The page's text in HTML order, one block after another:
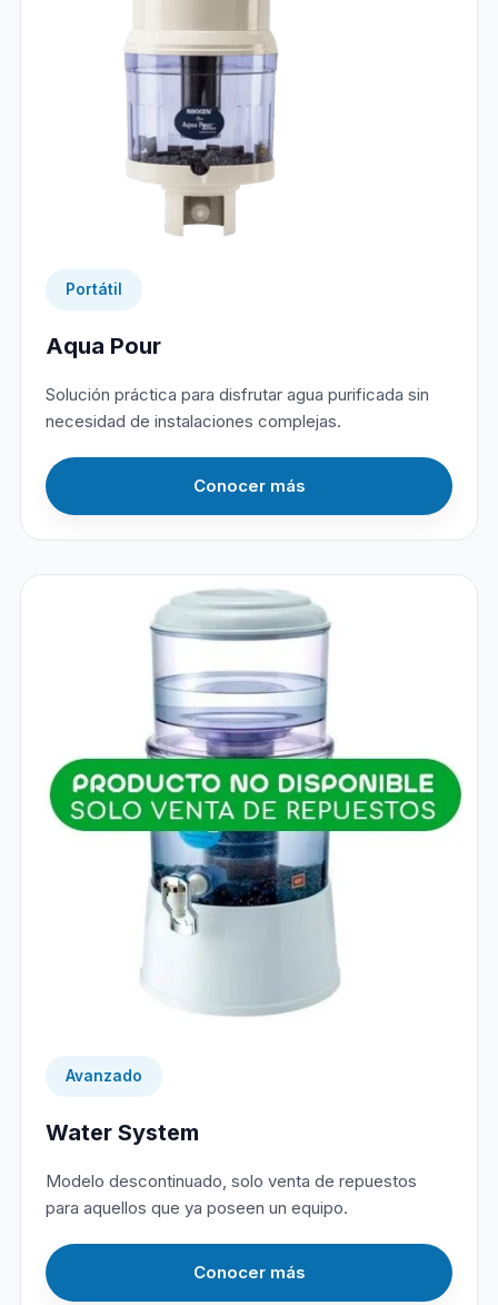
Portátil
Aqua Pour
Solución práctica para disfrutar agua purificada sin
necesidad de instalaciones complejas.
Conocer más
Avanzado
Water System
Modelo descontinuado, solo venta de repuestos
para aquellos que ya poseen un equipo.
Conocer más